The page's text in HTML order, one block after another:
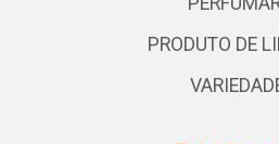
PRODUTO DE